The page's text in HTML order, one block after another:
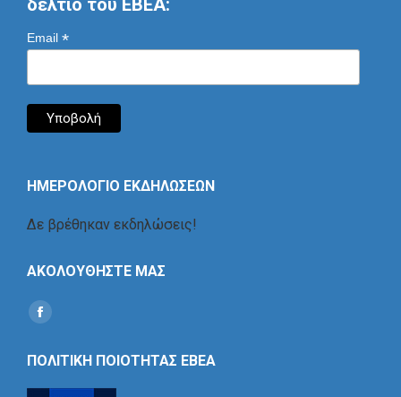
Email *
ΗΜΕΡΟΛΟΓΙΟ ΕΚΔΗΛΩΣΕΩΝ
Δε βρέθηκαν εκδηλώσεις!
ΑΚΟΛΟΥΘΗΣΤΕ ΜΑΣ
Find us on:
Social
ΠΟΛΙΤΙΚΗ ΠΟΙΟΤΗΤΑΣ ΕΒΕΑ